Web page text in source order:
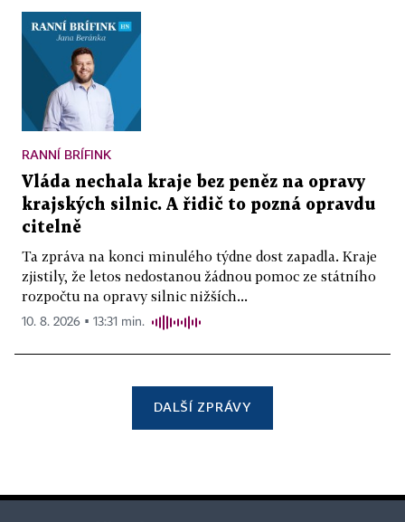
RANNÍ BRÍFINK
Vláda nechala kraje bez peněz na opravy
krajských silnic. A řidič to pozná opravdu
citelně
Ta zpráva na konci minulého týdne dost zapadla. Kraje
zjistily, že letos nedostanou žádnou pomoc ze státního
rozpočtu na opravy silnic nižších...
10. 8. 2026 ▪ 13:31 min.
DALŠÍ ZPRÁVY